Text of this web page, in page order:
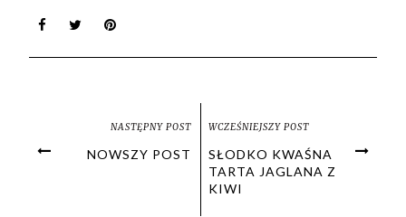
NASTĘPNY POST
NOWSZY POST
WCZEŚNIEJSZY POST
SŁODKO KWAŚNA
TARTA JAGLANA Z
KIWI